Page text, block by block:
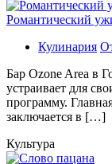
Романтический
Кулинария
Бaр Ozone Area в
устраивает для
программу.
заключается в […]
Культура